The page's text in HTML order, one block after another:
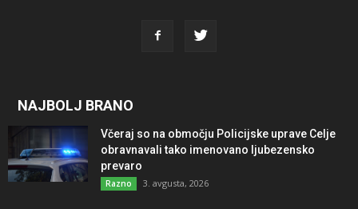
NAJBOLJ BRANO
Včeraj so na območju Policijske uprave Celje
obravnavali tako imenovano ljubezensko
prevaro
Razno 3. avgusta, 2026